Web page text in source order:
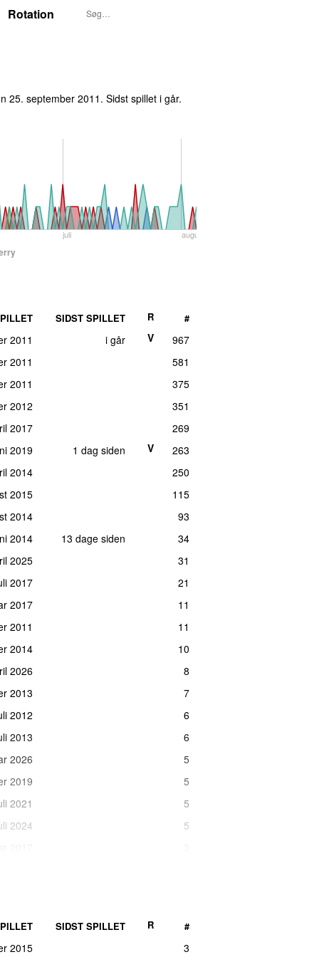
Rotation
25. september 2011 . Sidst spillet i går.
juli august
SIDST SPILLET R #
2011 i går V
967
2011
581
2011
375
2012
351
2017
269
2019 1 dag siden V
263
2014
250
2015
115
2014
93
2014 13 dage siden
34
2025
31
2017
21
2017
11
2011
11
2014
10
2026
8
2013
7
2012
6
2013
6
2026
5
2019
5
2021
5
2024
5
SIDST SPILLET R #
2015
3